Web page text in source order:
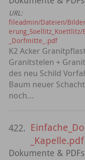
URL:
fileadmin/Dateien/
_Dorfmitte_.pdf
K2 Acker
Granitstelen +
des neu Schild
Baum neuer
noch...
422.
_Kapelle.pdf
Dokumente & PDFs